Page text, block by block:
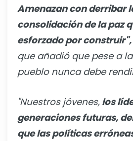
Amenazan con derribar
consolidación de la paz
esforzado por
que añadió que pese a
pueblo nunca debe
"Nuestros jóvenes, los
generaciones futuras,
que las políticas